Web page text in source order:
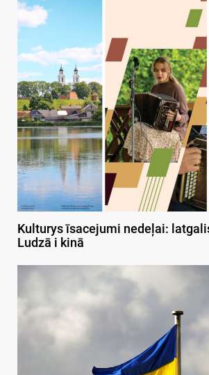
Kulturys īsacejumi nedeļai:
Ludzā i kinā